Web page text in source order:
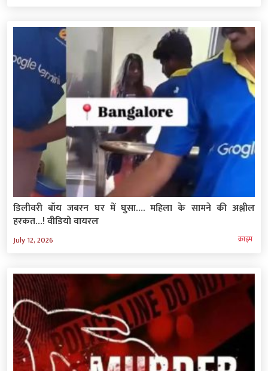
डिलीवरी बॉय जबरन घर में घुसा…. महिला के सामने की अश्लील
हरकत…! वीडियो वायरल
July 12, 2026 क्राइम